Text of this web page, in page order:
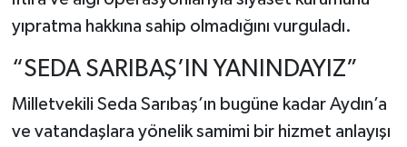
yıpratma hakkına sahip olmadığını vurguladı.
“SEDA SARIBAŞ’IN YANINDAYIZ”
Milletvekili Seda Sarıbaş’ın bugüne kadar Aydın’a
ve vatandaşlara yönelik samimi bir hizmet anlayışı